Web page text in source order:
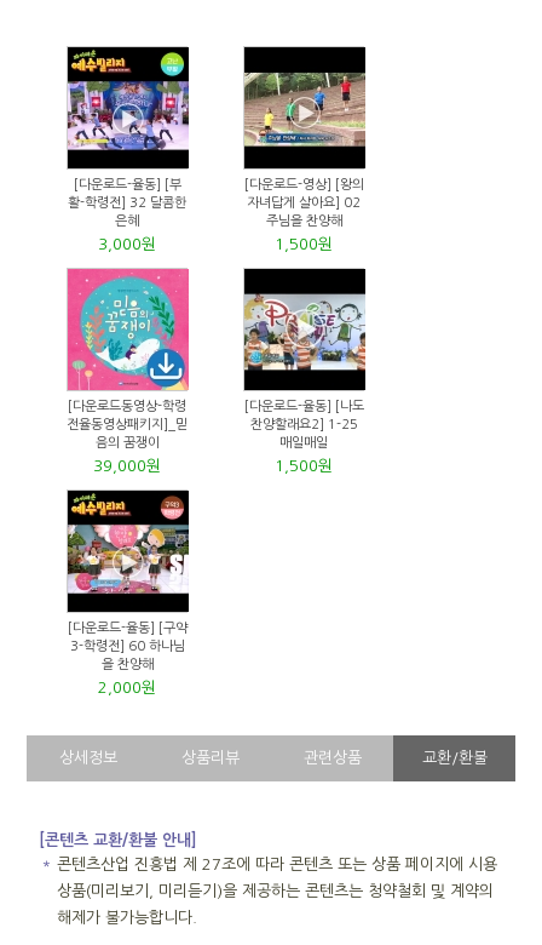
[다운로드-율동] [부
활-학령전] 32 달콤한
은혜
3,000원
[다운로드-영상] [왕의
자녀답게 살아요] 02
주님을 찬양해
1,500원
[다운로드동영상-학령
전율동영상패키지]_믿
음의 꿈쟁이
39,000원
[다운로드-율동] [나도
찬양할래요2] 1-25
매일매일
1,500원
[다운로드-율동] [구약
3-학령전] 60 하나님
을 찬양해
2,000원
상세정보 상품리뷰 관련상품 교환/환불
[콘텐츠 교환/환불 안내]
＊ 콘텐츠산업 진흥법 제 27조에 따라 콘텐츠 또는 상품 페이지에 시용
상품(미리보기, 미리듣기)을 제공하는 콘텐츠는 청약철회 및 계약의
해제가 불가능합니다.